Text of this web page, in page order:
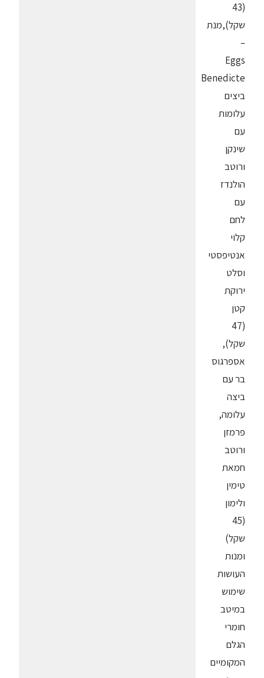
(43
שקל),מנת
–
Eggs
Benedicte
ביצים
עלומות
עם
שינקן
ורוטב
הולנדז
עם
לחם
קלוי
אנטיפסטי
וסלט
ירוקת
קטן
(47
שקל),
אספרגוס
בר עם
ביצה
עלומה,
פרמזן
ורוטב
חמאת
טימין
ולימון
(45
שקל)
ומנות
העושות
שימוש
במיטב
חומרי
הגלם
המקומיים